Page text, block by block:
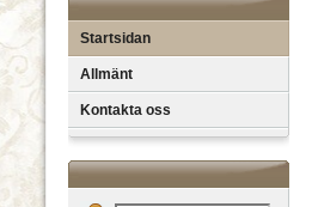
Startsidan
Allmänt
Kontakta oss